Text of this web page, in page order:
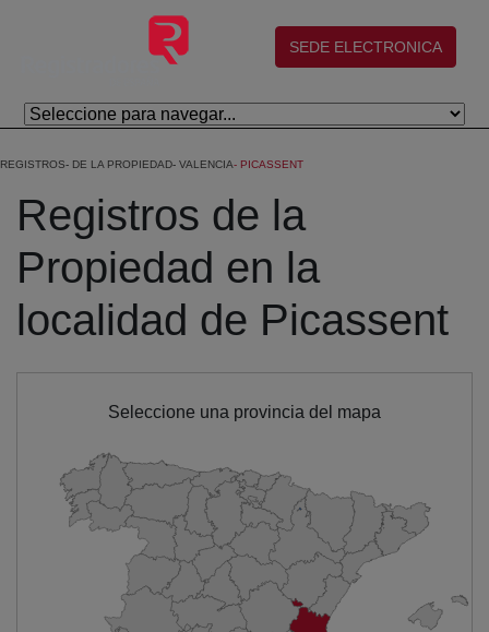
Saltar al contenido principal
(abre en nueva ventana)
SEDE ELECTRONICA
REGISTROS DE LA PROPIEDAD VALENCIA PICASSENT
Registros de la
Propiedad en la
localidad de Picassent
Seleccione una provincia del mapa